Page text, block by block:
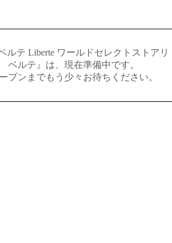
ルテ Liberte ワールドセレクトストアリ
ベルテ』は、現在準備中です。
プンまでもう少々お待ちください。